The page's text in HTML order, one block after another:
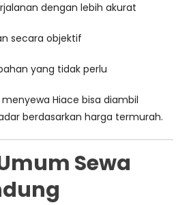
dengan lebih akurat
secara objektif
yang tidak perlu
Hiace bisa diambil
berdasarkan harga termurah.
Sewa